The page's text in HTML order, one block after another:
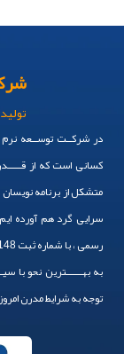
در شرکــت توســعه نرم
کسانی است که از
متشکل از برنامه
به بهــــــترین نحو با
توجه به شرایط مدرن